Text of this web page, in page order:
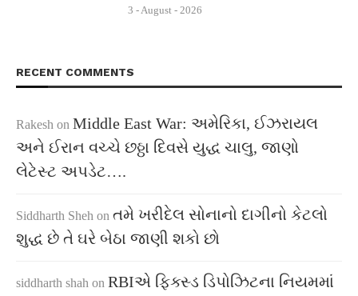
3 - August - 2026
RECENT COMMENTS
Rakesh on Middle East War: અમેરિકા, ઈઝરાયલ
અને ઈરાન વચ્ચે છઠ્ઠા દિવસે યુદ્ધ ચાલુ, જાણો
લેટેસ્ટ અપડેટ….
Siddharth Sheh on તમે ખરીદેલ સોનાનો દાગીનો કેટલો
શુદ્ધ છે તે ઘરે બેઠા જાણી શકો છો
siddharth shah on RBIએ ફિક્સ્ડ ડિપોઝિટના નિયમમાં